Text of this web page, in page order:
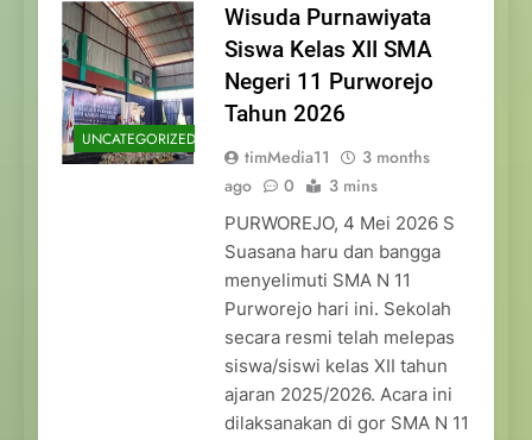
UNCATEGORIZED
Wisuda Purnawiyata
Siswa Kelas XII SMA
Negeri 11 Purworejo
Tahun 2026
timMedia11
3 months
ago
0 3 mins
PURWOREJO, 4 Mei 2026 S
Suasana haru dan bangga
menyelimuti SMA N 11
Purworejo hari ini. Sekolah
secara resmi telah melepas
siswa/siswi kelas XII tahun
ajaran 2025/2026. Acara ini
dilaksanakan di gor SMA N 11